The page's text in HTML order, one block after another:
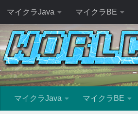
マイクラJava マイクラBE
マイクラJava マイクラBE